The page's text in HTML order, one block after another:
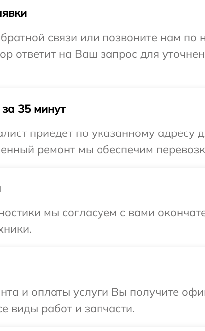
связи или позвоните нам по
ответит на Ваш запрос для
35 минут
приедет по указанному адресу
ремонт мы обеспечим
мы согласуем с вами
и оплаты услуги Вы получите
виды работ и запчасти.